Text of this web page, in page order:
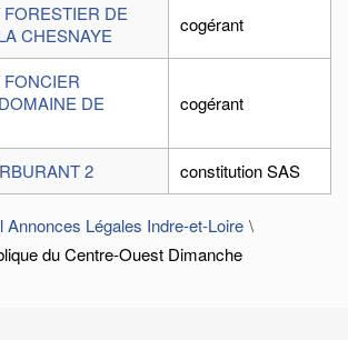
DE
CHESNAYE
cogérant
DE
cogérant
2 constitution SAS
Annonces Légales Indre-et-Loire
du Centre-Ouest Dimanche